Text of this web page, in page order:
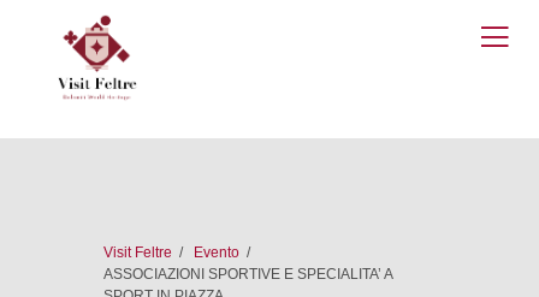
Visit Feltre
Evento
ASSOCIAZIONI SPORTIVE E SPECIALITA’ A